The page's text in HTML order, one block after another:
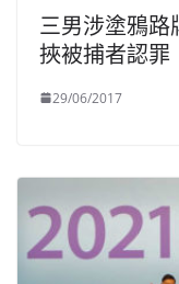
三男涉塗鴉路
挾被捕者認罪
29/06/2017